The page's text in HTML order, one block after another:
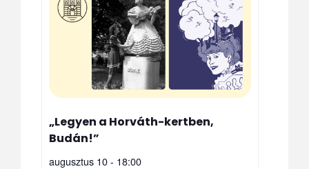
„Legyen a Horváth-kertben,
Budán!”
augusztus 10 - 18:00